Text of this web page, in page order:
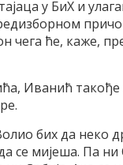
у БиХ и
ће, каже,
Иванић такође
бих да неко
се мијеша. Па